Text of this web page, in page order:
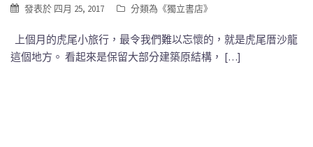
發表於 四月 25, 2017 分類為《獨立書店》
上個月的虎尾小旅行，最令我們難以忘懷的，就是虎尾厝沙龍
這個地方。 看起來是保留大部分建築原結構， […]